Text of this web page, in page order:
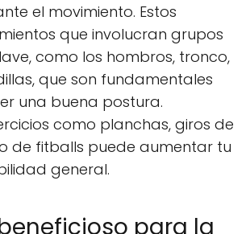
el movimiento. Estos
que involucran grupos
como los hombros, tronco,
que son fundamentales
una buena postura.
como planchas, giros de
de fitballs puede aumentar tu
general.
para la